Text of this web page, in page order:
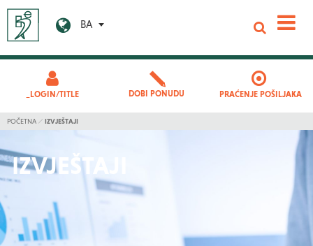
BA
_LOGIN/TITLE DOBI PONUDU PRAĆENJE POŠILJAKA
POČETNA IZVJEŠTAJI
IZVJEŠTAJI